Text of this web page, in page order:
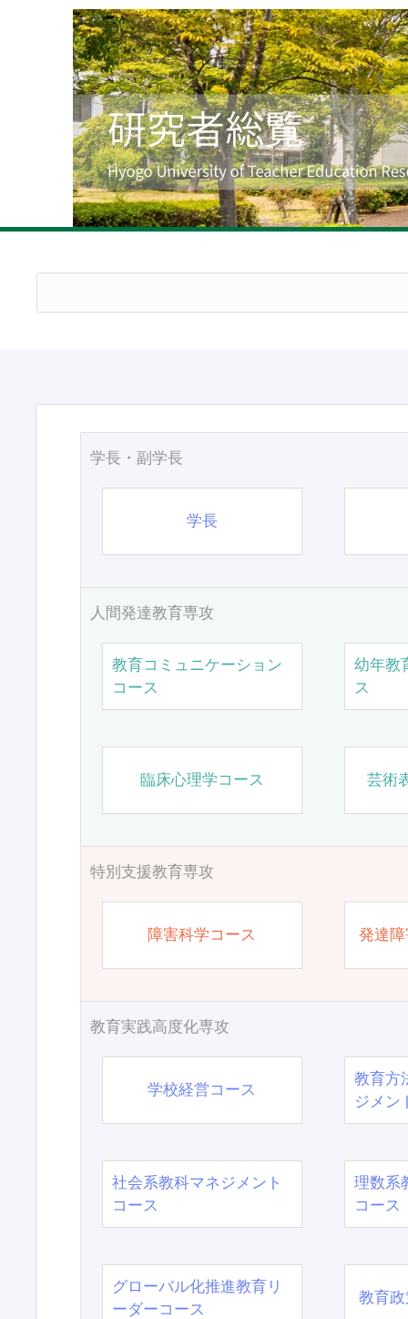
学長・副学長
学長
人間発達教育専攻
教育コミュニケーション
コース
幼年教
ス
臨床心理学コース 芸術
特別支援教育専攻
障害科学コース 発達
教育実践高度化専攻
学校経営コース
教育方
ジメン
社会系教科マネジメント
コース
理数系
コース
グローバル化推進教育リ
ーダーコース
教育